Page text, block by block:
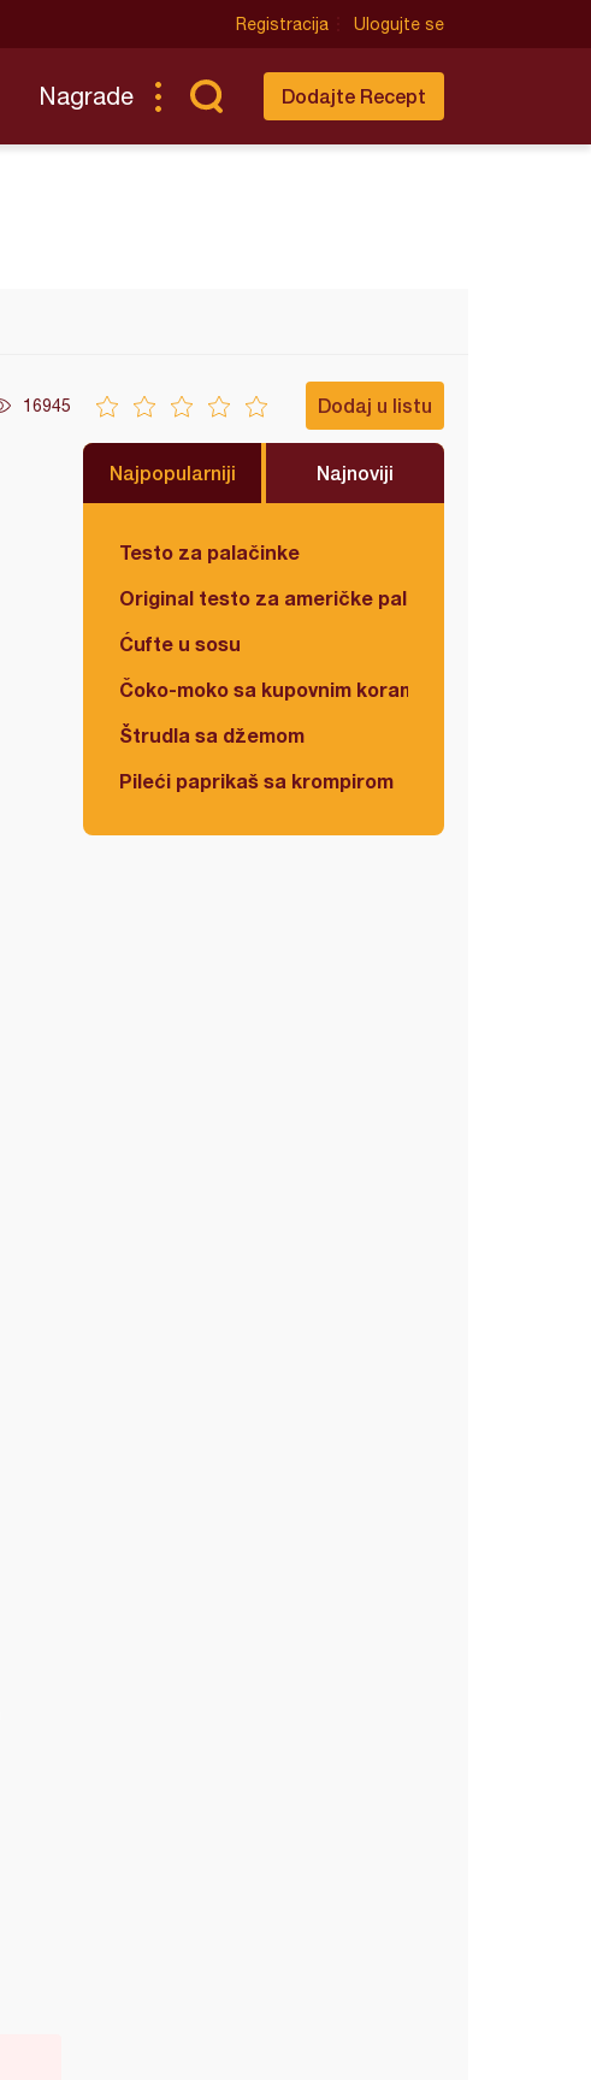
Registracija Ulogujte se
Nagrade Dodajte Recept
16945 Dodaj u listu
Najpopularniji Najnoviji
Testo za palačinke
Original testo za američke palačinke
Ćufte u sosu
Čoko-moko sa kupovnim korama
Štrudla sa džemom
Pileći paprikaš sa krompirom